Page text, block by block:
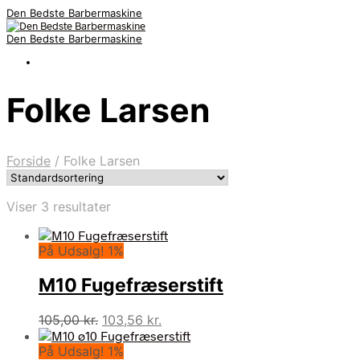
Den Bedste Barbermaskine
Den Bedste Barbermaskine
Folke Larsen
Forside / Folke Larsen
Viser 3 resultater
På Udsalg! 1%
M10 Fugefræserstift
105,00kr. Den
oprindelige
pris
103,56 kr.
aktuelle
På Udsalg! 1%